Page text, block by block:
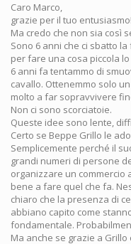
Caro Marco,
grazie per il tuo entusiasmo!
Ma credo che non sia così
Sono 6 anni che ci sbatto
per fare una cosa piccola
6 anni fa tentammo di
cavallo. Ottenemmo solo
molto a far sopravvivere
Non ci sono scorciatoie.
Queste idee sono lente,
Certo se Beppe Grillo le
Semplicemente perché il
grandi numeri di persone
organizzare un commercio
bene a fare quel che fa.
chiaro che la presenza di
abbiano capito come
fondamentale.
Ma anche se grazie a